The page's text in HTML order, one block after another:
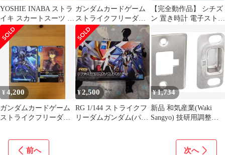
YOSHIE INABA ストラ
イキ スカートスーツ セ
ットアップ リネン混
ガンダムカードゲーム
ストライクフリーダム
ガンダム パラレル ４枚
セット LR＋
【完全動作品】 シチズ
ン 置き時計 電子ストラ
ティーク
¥4,200
ガンダムカードゲーム
ストライクフリーダム
¥2,500
RG 1/144 ストライクフ
リーダムガンダム(パー
¥1,734
新品 和気産業(Waki
Sangyo) 技研用調整ス
ビスピッチ50mm
前へ 次へ